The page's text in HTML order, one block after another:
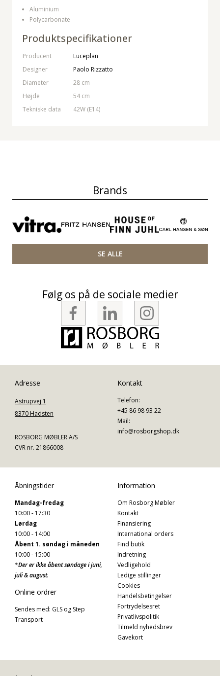
Aluminium
Polycarbonate
Produktspecifikationer
Producent
Luceplan
Designer
Paolo Rizzatto
Diameter
28 cm
Højde
54 cm
Tekniske data
42W (E14)
Brands
SE ALLE
Følg os på de sociale medier
Adresse
Astrupvej 1
8370 Hadsten
ROSBORG MØBLER A/S
CVR nr. 21866008
Kontakt
Telefon:
+45 86 98 93 22
Mail:
info@rosborgshop.dk
Åbningstider
Mandag-fredag
10:00 - 17:30
Lørdag
10:00 - 14:00
Åbent 1. søndag i måneden
10:00 - 15:00
*Der er ikke åbent søndage i juni,
juli & august.
Online ordrer
Sendes med: GLS og Step
Transport
Information
Om Rosborg Møbler
Kontakt
Finansiering
International orders
Find butik
Indretning
Vedligehold
Ledige stillinger
Cookies
Handelsbetingelser
Fortrydelsesret
Privatlivspolitik
Tilmeld nyhedsbrev
Gavekort